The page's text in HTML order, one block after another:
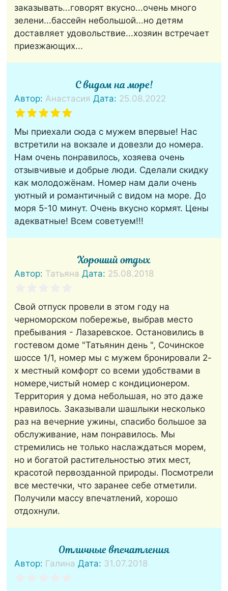
заказывать...говорят вкусно...очень много
зелени...бассейн небольшой...но детям
доставляет удовольствие...хозяин встречает
приезжающих...
С видом на море!
Автор:Анастасия Дата: 25.08.2022
Мы приехали сюда с мужем впервые! Нас
встретили на вокзале и довезли до номера.
Нам очень понравилось, хозяева очень
отзывчивые и добрые люди. Сделали скидку
как молодожёнам. Номер нам дали очень
уютный и романтичный с видом на море. До
моря 5-10 минут. Очень вкусно кормят. Цены
адекватные! Всем советуем!!!
Хороший отдых
Автор: Татьяна Дата: 25.08.2018
Свой отпуск провели в этом году на
черноморском побережье, выбрав место
пребывания - Лазаревское. Остановились в
гостевом доме "Татьянин день ", Сочинское
шоссе 1/1, номер мы с мужем бронировали 2-
х местный комфорт со всеми удобствами в
номере,чистый номер с кондиционером.
Территория у дома небольшая, но это даже
нравилось. Заказывали шашлыки несколько
раз на вечерние ужины, спасибо большое за
обслуживание, нам понравилось. Мы
стремились не только наслаждаться морем,
но и богатой растительностью этих мест,
красотой первозданной природы. Посмотрели
все местечки, что заранее себе отметили.
Получили массу впечатлений, хорошо
отдохнули.
Отличные впечатления
Автор: Галина Дата: 31.07.2018